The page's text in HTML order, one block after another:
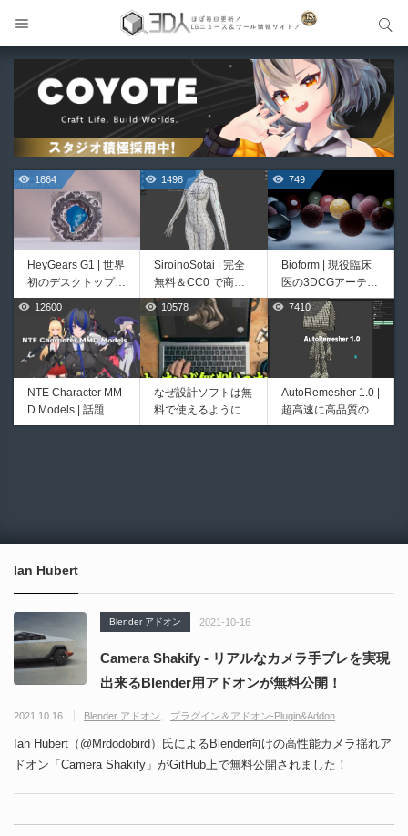
1864
HeyGears G1 | 世界
初のデスクトップ型
フルカラー3D＆UV
統合型プリンターが
登場！
1498
SiroinoSotai | 完全
無料＆CC0 で商用
利用OKなVRChat向
け共通素体3Dモデ
ルが正式リリース！
程よいポリ数＆トポ
ロジーにも注目！
749
Bioform | 現役臨床
医の3DCGアーティ
ストが実際の解剖学
に基づいて構築した
プロシージャルな生
物学的Blenderマテ
リアルアセットアド
オン！無料お試し版
もあるよ！
579
cvELD Schematic V
iew | Softimageライ
クかつNukeの利便
481
Unityエフェクトレ
シピブック パーツ
を組み合わせて作れ
12600
NTE Character MM
D Models | 話題の
ゲーム『NTE（Nev
10578
なぜ設計ソフトは無
料で使えるようにな
ったのか──3D-CA
7410
AutoRemesher 1.0 |
超高速に高品質のク
ワッドポリゴンでリ
能な伸縮式ライトセ
ーバーの開発メイキ
nderのドキュメン
er向けAIエージェン
CGMatter
Ian Hubert
Blender アドオン 2021-10-16
Camera Shakify - リアルなカメラ手ブレを実現
出来るBlender用アドオンが無料公開！
2021.10.16 Blender アドオン プラグイン＆アドオン-Plugin&Addon
Ian Hubert（@Mrdodobird）氏によるBlender向けの高性能カメラ揺れア
ドオン「Camera Shakify」がGitHub上で無料公開されました！
サイト内検索